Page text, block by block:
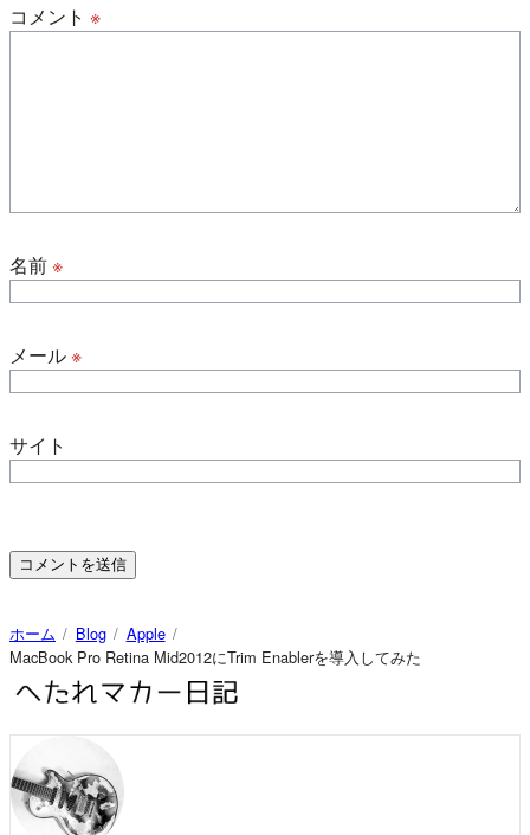
コメント ※
名前※
メール※
サイト
ホーム Blog
Apple
MacBook Pro Retina Mid2012にTrim Enablerを導入してみた